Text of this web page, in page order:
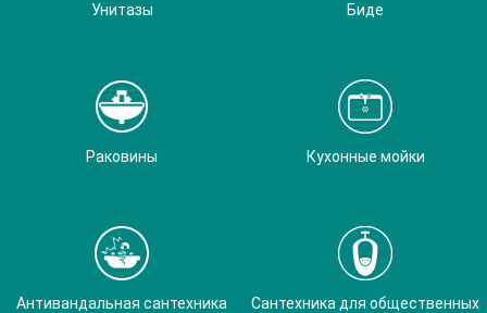
Унитазы Биде
Раковины Кухонные мойки
Антивандальная сантехника
Сантехника для общественных